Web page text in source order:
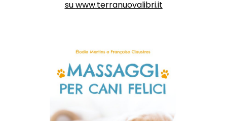
suwww.terranuovalibri.it